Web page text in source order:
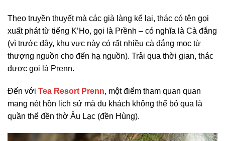
Theo truyền thuyết mà các già làng kể lại, thác có tên gọi
xuất phát từ tiếng K’Ho, gọi là Prềnh – có nghĩa là Cà đắng
(vì trước đây, khu vực này có rất nhiều cà đắng mọc từ
thượng nguồn cho đến hạ nguồn). Trải qua thời gian, thác
được gọi là Prenn.
Đến với Tea Resort Prenn, một điểm tham quan quan
mang nét hồn lịch sử mà du khách không thể bỏ qua là
quần thể đền thờ Âu Lạc (đền Hùng).